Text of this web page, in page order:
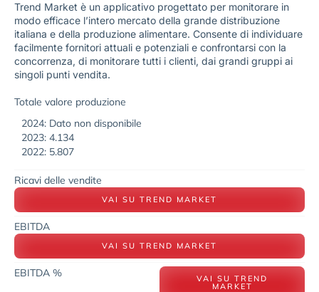
Trend Market è un applicativo progettato per monitorare in
modo efficace l’intero mercato della grande distribuzione
italiana e della produzione alimentare. Consente di individuare
facilmente fornitori attuali e potenziali e confrontarsi con la
concorrenza, di monitorare tutti i clienti, dai grandi gruppi ai
singoli punti vendita.
Totale valore produzione
2024: Dato non disponibile
2023: 4.134
2022: 5.807
Ricavi delle vendite
VAI SU TREND MARKET
EBITDA
VAI SU TREND MARKET
EBITDA % VAI SU TREND
MARKET